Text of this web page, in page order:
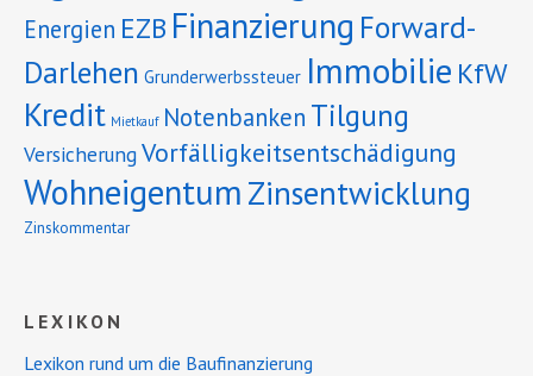
Energien EZB Finanzierung Forward-
Darlehen Grunderwerbssteuer Immobilie KfW
Kredit Mietkauf Notenbanken Tilgung
VersicherungVorfälligkeitsentschädigung
Wohneigentum Zinsentwicklung
Zinskommentar
LEXIKON
Lexikon rund um die Baufinanzierung